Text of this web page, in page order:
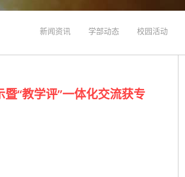
新闻资讯 学部动态 校园活动
“教学评”一体化交流获专